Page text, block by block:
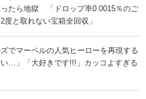
たら地獄 「ドロップ率0.0015％のご
度と取れない宝箱全回収」
でマーベルの人気ヒーローを再現する
」「大好きです!!!」カッコよすぎる